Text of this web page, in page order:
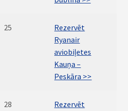
25
Rezervēt
Ryanair
aviobiļetes
Kauņa –
Peskāra >>
28
Rezervēt